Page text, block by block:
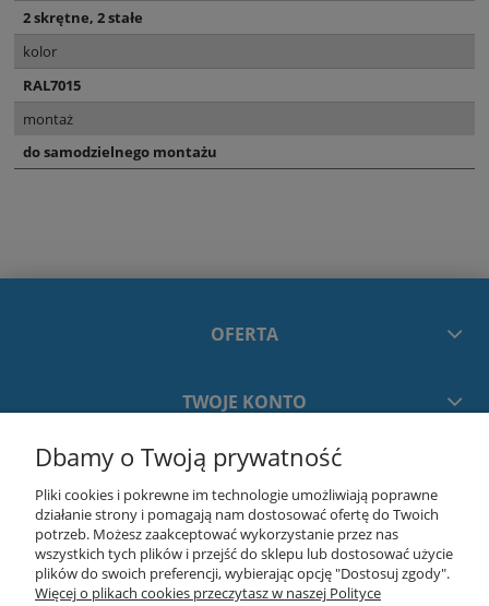
2 skrętne, 2 stałe
kolor
RAL7015
montaż
do samodzielnego montażu
OFERTA
TWOJE KONTO
PŁATNOŚCI I DOSTAWA
INFORMACJE
Dbamy o Twoją prywatność
Pliki cookies i pokrewne im technologie umożliwiają poprawne
działanie strony i pomagają nam dostosować ofertę do Twoich
potrzeb. Możesz zaakceptować wykorzystanie przez nas
wszystkich tych plików i przejść do sklepu lub dostosować użycie
plików do swoich preferencji, wybierając opcję "Dostosuj zgody".
Więcej o plikach cookies przeczytasz w naszej Polityce